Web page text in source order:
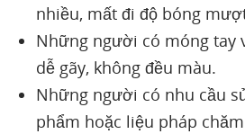
nhiều, mất đi độ bóng
Những người có móng tay
dễ gãy, không đều màu.
Những người có nhu cầu
phẩm hoặc liệu pháp